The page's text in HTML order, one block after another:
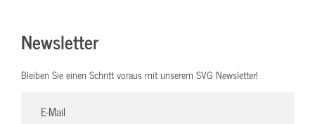
Newsletter
Bleiben Sie einen Schritt voraus mit unserem SVG Newsletter!